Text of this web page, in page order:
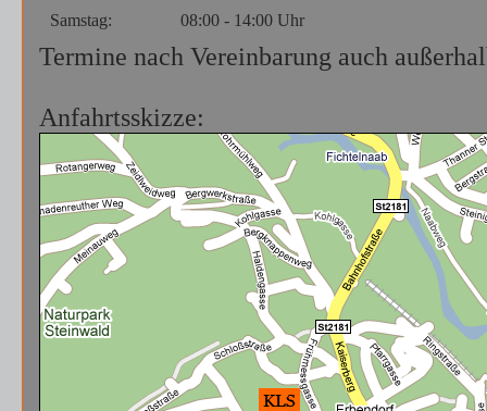
Samstag:
08:00 - 14:00 Uhr
Termine nach Vereinbarung auch
Anfahrtsskizze: